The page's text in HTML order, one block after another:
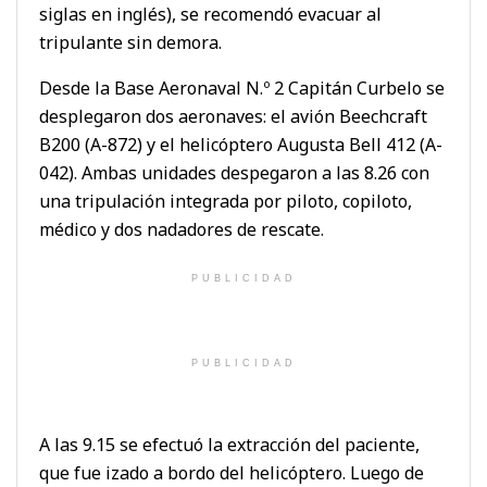
siglas en inglés), se recomendó evacuar al
tripulante sin demora.
Desde la Base Aeronaval N.º 2 Capitán Curbelo se
desplegaron dos aeronaves: el avión Beechcraft
B200 (A-872) y el helicóptero Augusta Bell 412 (A-
042). Ambas unidades despegaron a las 8.26 con
una tripulación integrada por piloto, copiloto,
médico y dos nadadores de rescate.
PUBLICIDAD
PUBLICIDAD
A las 9.15 se efectuó la extracción del paciente,
que fue izado a bordo del helicóptero. Luego de